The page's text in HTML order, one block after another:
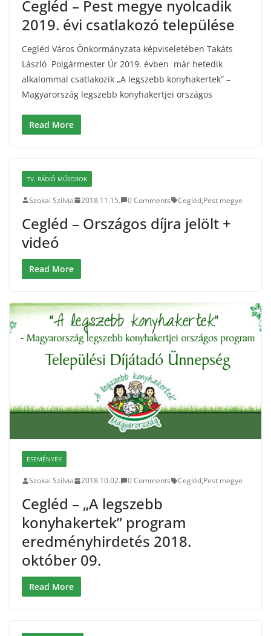
Cegléd – Pest megye nyolcadik
2019. évi csatlakozó települése
Cegléd Város Önkormányzata képviseletében Takáts
László Polgármester Úr 2019. évben már hetedik
alkalommal csatlakozik „A legszebb konyhakertek” –
Magyarország legszebb konyhakertjei országos
Read More
TV, RÁDIÓ MŰSOROK
Szokai Szilvia 2018.11.15. 0 Comments Cegléd,Pest megye
Cegléd – Országos díjra jelölt +
videó
Read More
ESEMÉNYEK
Szokai Szilvia 2018.10.02. 0 Comments Cegléd,Pest megye
Cegléd – „A legszebb
konyhakertek” program
eredményhirdetés 2018.
október 09.
Read More